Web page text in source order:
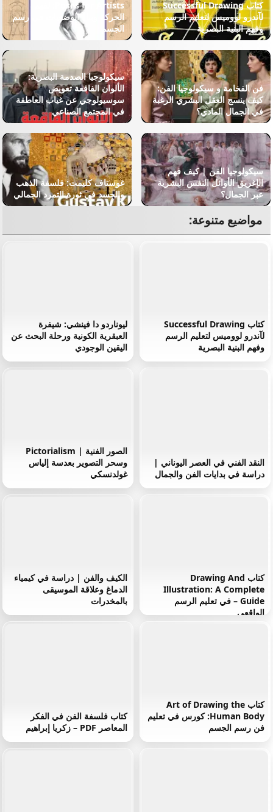
كتاب Successful Drawing
لآندرو لووميس لتعليم الرسم
وفهم البنية البصرية
الحركة وبناء الوضعيات في رسم
الجسم
فن الفخامة و سيكولوجيا الفن:
كيف ينسج العقل البشري الرغبة
في الجمال المادي؟
سيكولوجيا الصدمة البصرية:
الألوان الفاقعة تعويض
سوسيولوجي عن غياب العاطفة
في المجتمع الصناعي
سيكولوجيا الفن | كيف فهم
الإغريق الأوائل النفس البشرية
عبر الجمال؟
غوستاف كليمت: فلسفة الذهب
والجسد في ثورة التمرد الجمالي
مواضيع متنوعة:
كتاب Successful Drawing
لآندرو لووميس لتعليم الرسم
وفهم البنية البصرية
ليوناردو دا فينشي: شيفرة
العبقرية الكونية ورحلة البحث عن
اليقين الوجودي
النقد الفني في العصر اليوناني |
دراسة في بدايات الفن والجمال
الصور الفنية | Pictorialism
وسحر التصوير بعدسة إلياس
غولدنسكي
كتاب Drawing And
Illustration: A Complete
Guide – في تعليم الرسم
الواقعي
الكيف والفن | دراسة في كيمياء
الدماغ وعلاقة الموسيقى
بالمخدرات
كتاب Art of Drawing the
Human Body: كورس في تعليم
فن رسم الجسم
كتاب فلسفة الفن في الفكر
المعاصر PDF – زكريا إبراهيم